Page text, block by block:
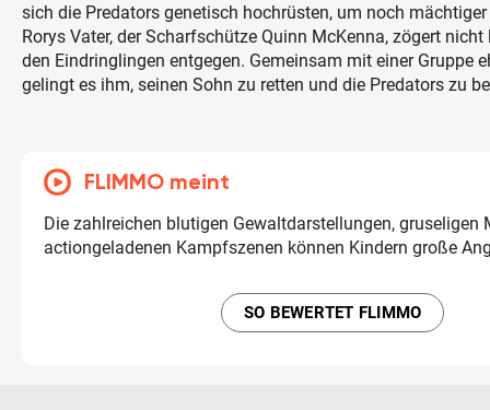
sich die Predators genetisch hochrüsten, um noch
Rorys Vater, der Scharfschütze Quinn McKenna, zögert
den Eindringlingen entgegen. Gemeinsam mit einer Gruppe
gelingt es ihm, seinen Sohn zu retten und die Predators zu
FLIMMO meint
Die zahlreichen blutigen Gewaltdarstellungen, gruseligen
actiongeladenen Kampfszenen können Kindern große
SO BEWERTET FLIMMO